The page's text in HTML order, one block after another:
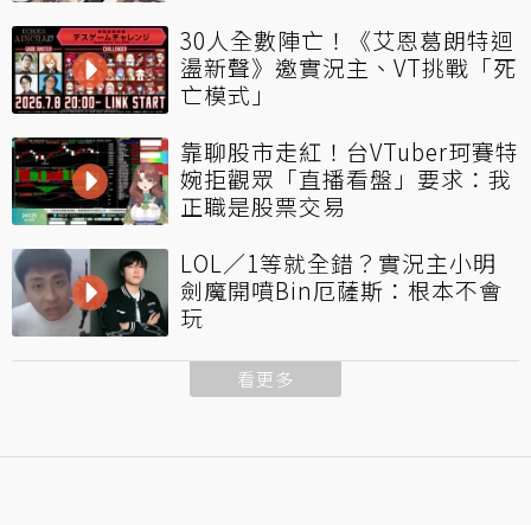
30人全數陣亡！《艾恩葛朗特迴
盪新聲》邀實況主、VT挑戰「死
亡模式」
靠聊股市走紅！台VTuber珂賽特
婉拒觀眾「直播看盤」要求：我
正職是股票交易
LOL／1等就全錯？實況主小明
劍魔開噴Bin厄薩斯：根本不會
玩
看更多